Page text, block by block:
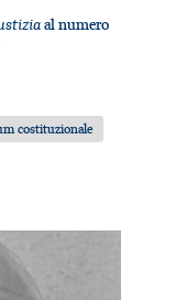
al numero
costituzionale